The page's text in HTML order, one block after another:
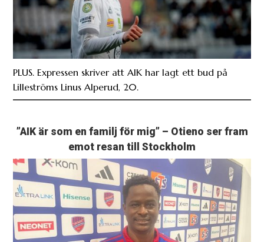
PLUS. Expressen skriver att AIK har lagt ett bud på
Lilleströms Linus Alperud, 20.
”AIK är som en familj för mig” – Otieno ser fram
emot resan till Stockholm